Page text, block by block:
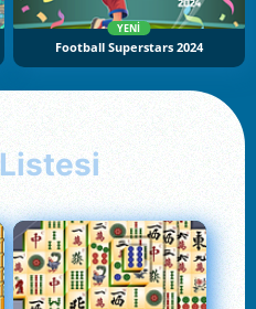
YENI
Football Superstars 2024
Listesi